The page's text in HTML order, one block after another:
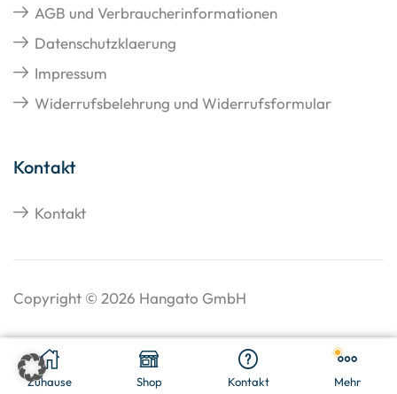
€ In den Warenkorb
Zuhause Shop Kontakt Mehr
AGB und Verbraucherinformationen
Datenschutzklaerung
Impressum
Widerrufsbelehrung und Widerrufsformular
Kontakt
Kontakt
Copyright © 2026 Hangato GmbH